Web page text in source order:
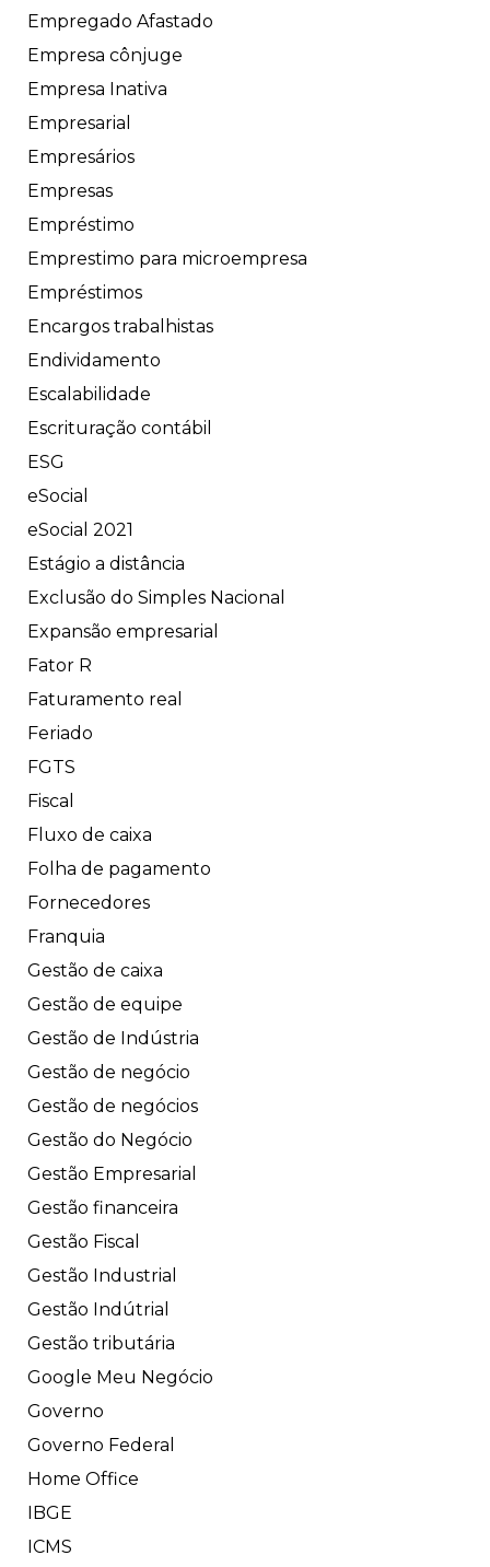
Empregado Afastado
Empresa cônjuge
Empresa Inativa
Empresarial
Empresários
Empresas
Empréstimo
Emprestimo para microempresa
Empréstimos
Encargos trabalhistas
Endividamento
Escalabilidade
Escrituração contábil
ESG
eSocial
eSocial 2021
Estágio a distância
Exclusão do Simples Nacional
Expansão empresarial
Fator R
Faturamento real
Feriado
FGTS
Fiscal
Fluxo de caixa
Folha de pagamento
Fornecedores
Franquia
Gestão de caixa
Gestão de equipe
Gestão de Indústria
Gestão de negócio
Gestão de negócios
Gestão do Negócio
Gestão Empresarial
Gestão financeira
Gestão Fiscal
Gestão Industrial
Gestão Indútrial
Gestão tributária
Google Meu Negócio
Governo
Governo Federal
Home Office
IBGE
ICMS